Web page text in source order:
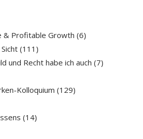
& Profitable Growth (6)
(111)
und Recht habe ich auch (7)
Kolloquium (129)
(14)